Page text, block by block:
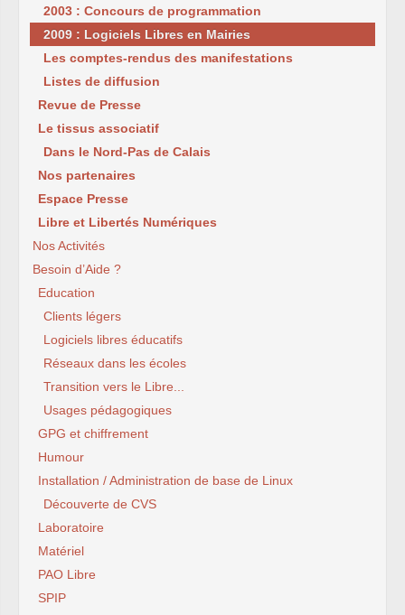
2003 : Concours de programmation
2009 : Logiciels Libres en Mairies
Les comptes-rendus des manifestations
Listes de diffusion
Revue de Presse
Le tissus associatif
Dans le Nord-Pas de Calais
Nos partenaires
Espace Presse
Libre et Libertés Numériques
Nos Activités
Besoin d’Aide ?
Education
Clients légers
Logiciels libres éducatifs
Réseaux dans les écoles
Transition vers le Libre...
Usages pédagogiques
GPG et chiffrement
Humour
Installation / Administration de base de Linux
Découverte de CVS
Laboratoire
Matériel
PAO Libre
SPIP